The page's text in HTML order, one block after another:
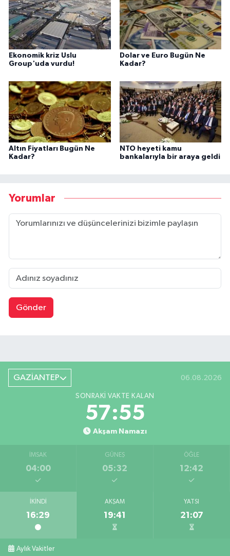
Ekonomik kriz Uslu
Group'uda vurdu!
Dolar ve Euro Bugün Ne
Kadar?
Altın Fiyatları Bugün Ne
Kadar?
NTO heyeti kamu
bankalarıyla bir araya geldi
Yorumlar
Gönder
GAZİANTEP 06.08.2026
SONRAKI VAKTE KALAN
57:54
Akşam Namazı
İMSAK
04:00
GÜNEŞ
05:32
ÖĞLE
12:42
İKINDI
16:29
AKŞAM
19:41
YATSI
21:07
Aylık Vakitler